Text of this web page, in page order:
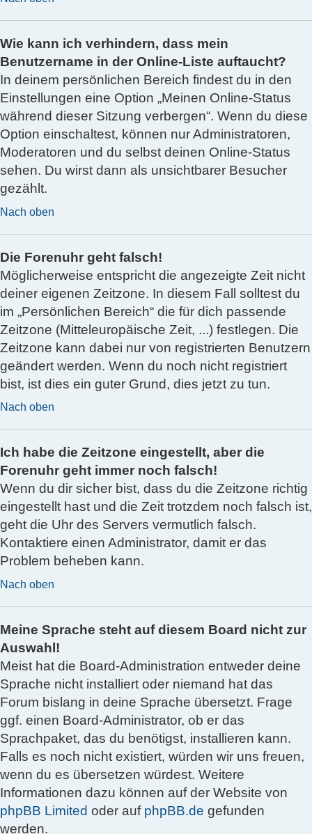
Wie kann ich verhindern, dass mein
Benutzername in der Online-Liste auftaucht?
In deinem persönlichen Bereich findest du in den
Einstellungen eine Option „Meinen Online-Status
während dieser Sitzung verbergen“. Wenn du diese
Option einschaltest, können nur Administratoren,
Moderatoren und du selbst deinen Online-Status
sehen. Du wirst dann als unsichtbarer Besucher
gezählt.
Nach oben
Die Forenuhr geht falsch!
Möglicherweise entspricht die angezeigte Zeit nicht
deiner eigenen Zeitzone. In diesem Fall solltest du
im „Persönlichen Bereich“ die für dich passende
Zeitzone (Mitteleuropäische Zeit, ...) festlegen. Die
Zeitzone kann dabei nur von registrierten Benutzern
geändert werden. Wenn du noch nicht registriert
bist, ist dies ein guter Grund, dies jetzt zu tun.
Nach oben
Ich habe die Zeitzone eingestellt, aber die
Forenuhr geht immer noch falsch!
Wenn du dir sicher bist, dass du die Zeitzone richtig
eingestellt hast und die Zeit trotzdem noch falsch ist,
geht die Uhr des Servers vermutlich falsch.
Kontaktiere einen Administrator, damit er das
Problem beheben kann.
Nach oben
Meine Sprache steht auf diesem Board nicht zur
Auswahl!
Meist hat die Board-Administration entweder deine
Sprache nicht installiert oder niemand hat das
Forum bislang in deine Sprache übersetzt. Frage
ggf. einen Board-Administrator, ob er das
Sprachpaket, das du benötigst, installieren kann.
Falls es noch nicht existiert, würden wir uns freuen,
wenn du es übersetzen würdest. Weitere
Informationen dazu können auf der Website von
phpBB Limited oder auf phpBB.de gefunden
werden.